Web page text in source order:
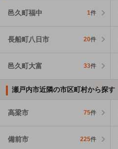
邑久町福中 1件
長船町八日市 20件
邑久町大富 33件
瀬戸内市近隣の市区町村から探す
高梁市 75件
備前市 225件